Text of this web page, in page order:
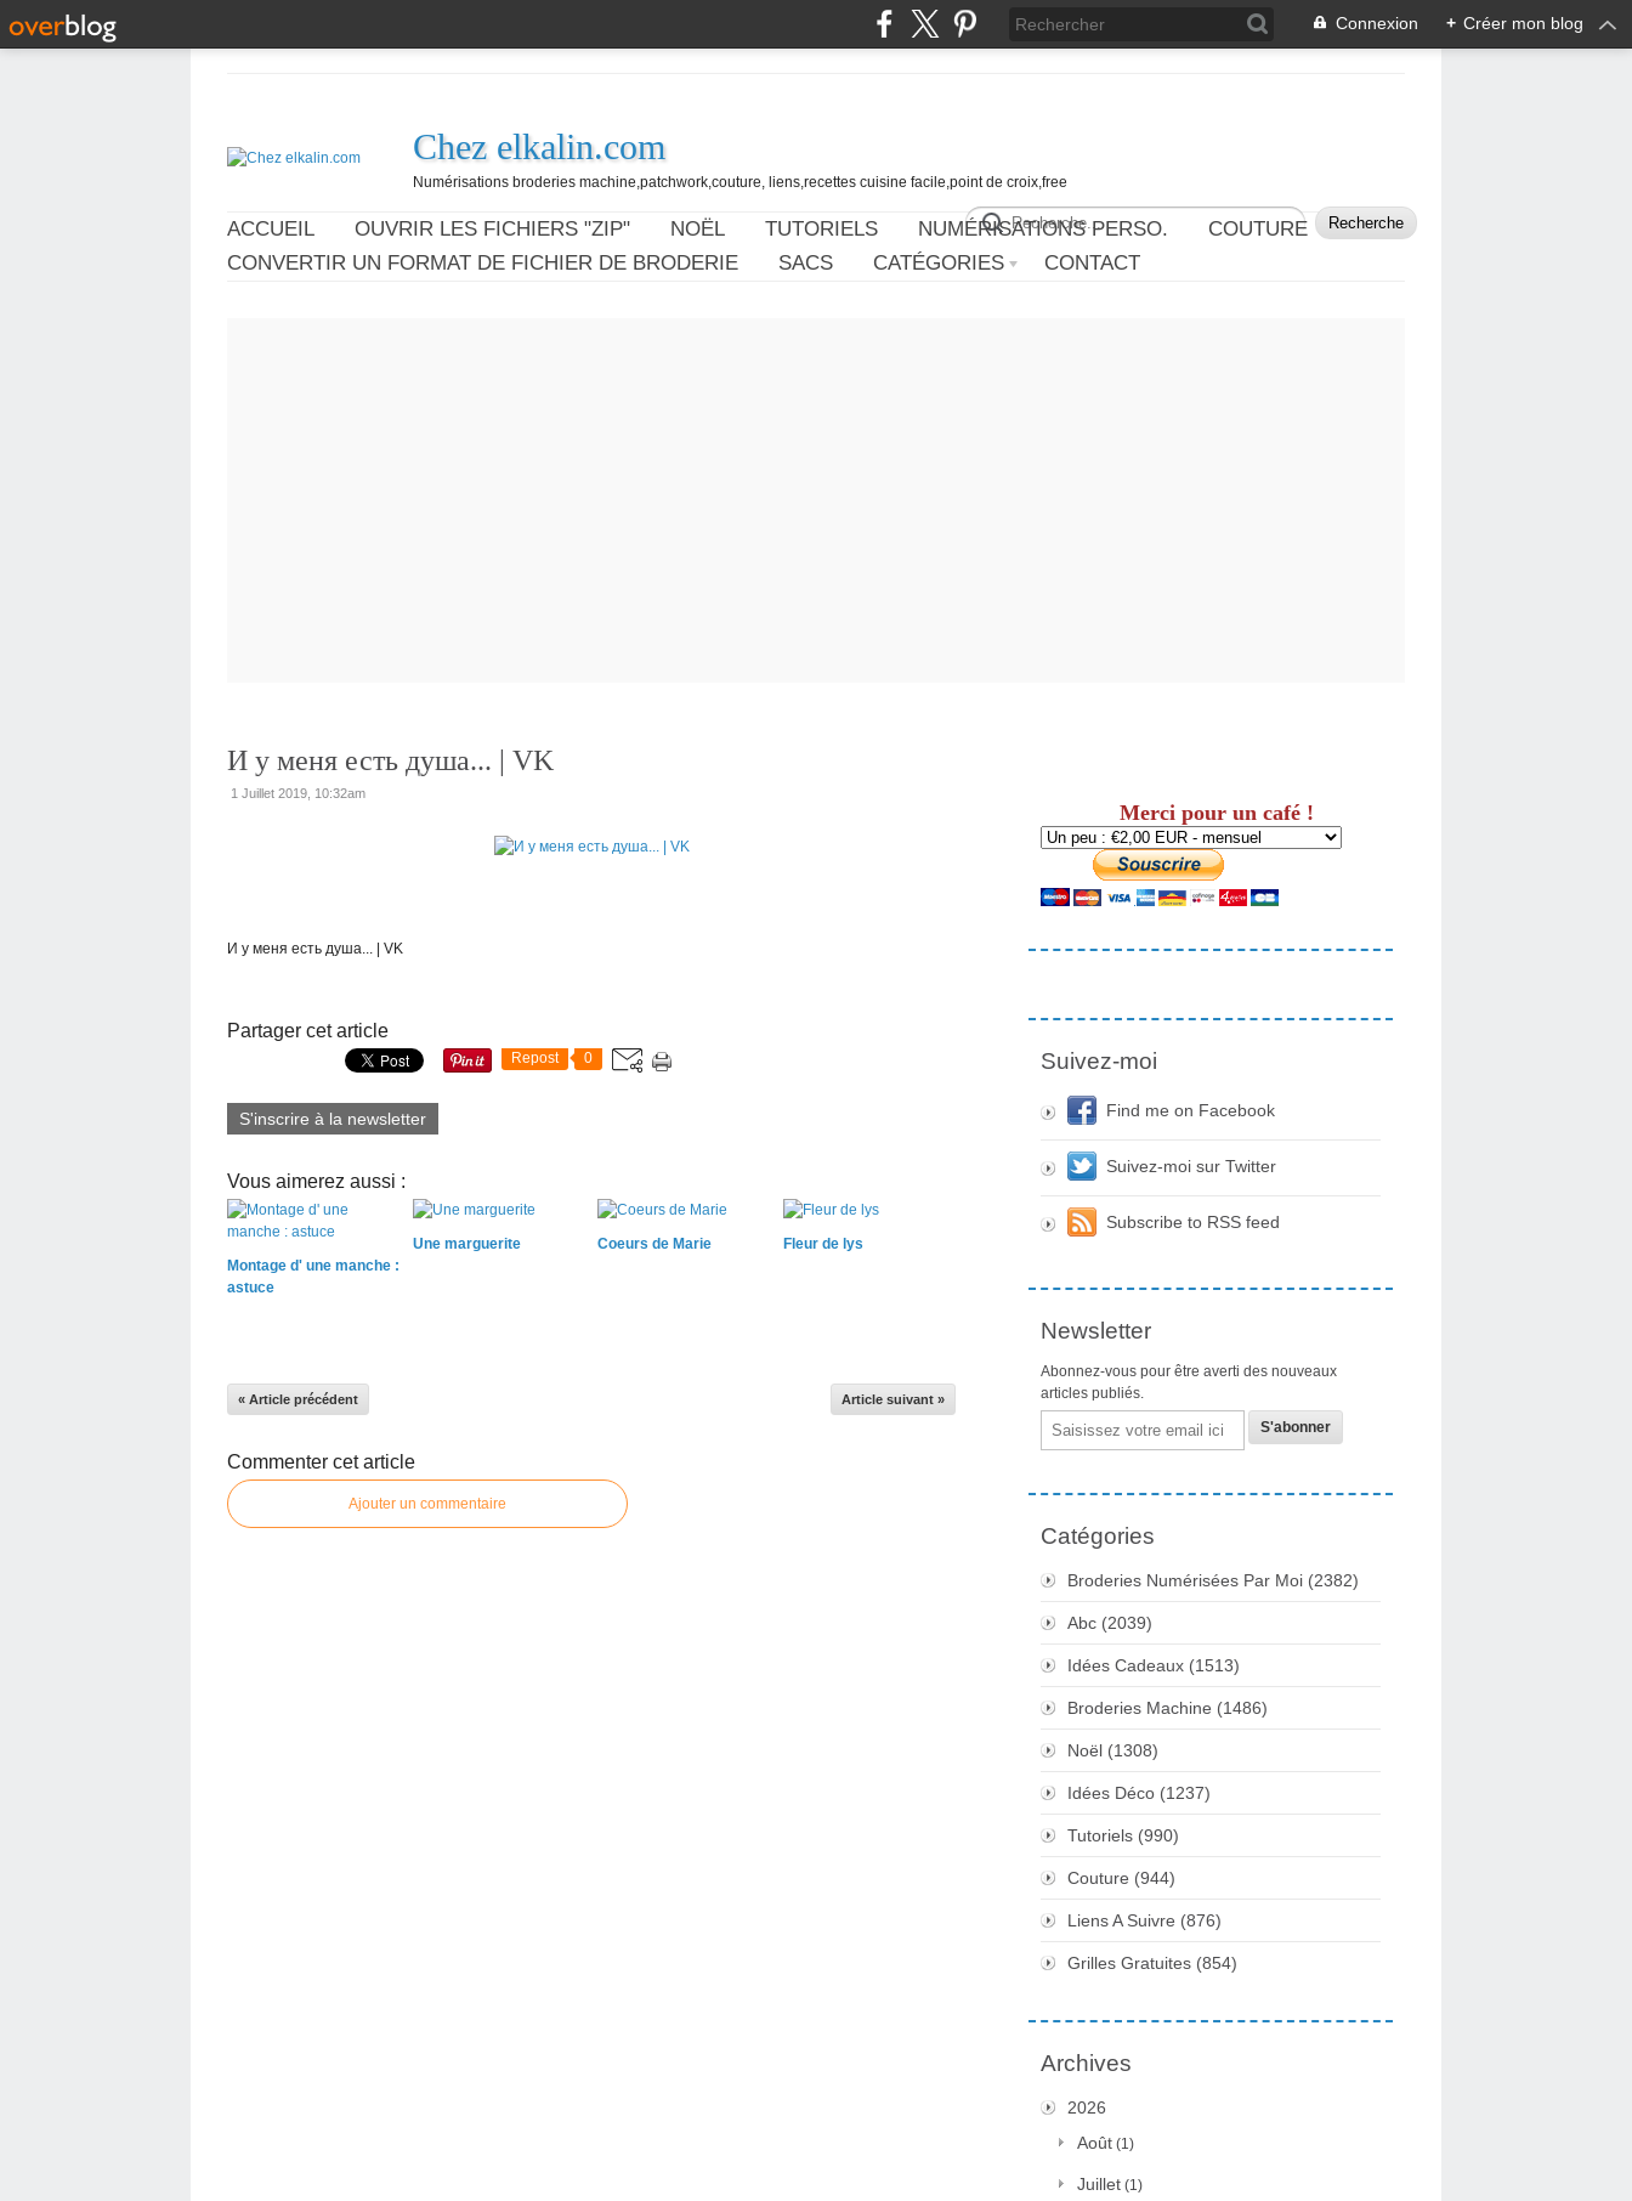
Connexion + Créer mon blog
Chez elkalin.com
Numérisations broderies machine,patchwork,couture, liens,recettes cuisine facile,point de croix,free
ACCUEIL OUVRIR LES FICHIERS "ZIP" NOËL TUTORIELS NUMÉRISATIONS PERSO.
COUTURE
CONVERTIR UN FORMAT DE FICHIER DE BRODERIE
SACS CATÉGORIES CONTACT
И у меня есть душа... | VK
1 Juillet 2019, 10:32am
И у меня есть душа... | VK
Partager cet article
Repost 0
S'inscrire à la newsletter
Vous aimerez aussi :
Montage d' une manche :
astuce
Une marguerite Coeurs de Marie Fleur de lys
« Article précédent Article suivant »
Commenter cet article
Ajouter un commentaire
Merci pour un café !
Suivez-moi
Find me on Facebook
Suivez-moi sur Twitter
Subscribe to RSS feed
Newsletter
Abonnez-vous pour être averti des nouveaux
articles publiés.
Email
Catégories
Broderies Numérisées Par Moi (2382)
Abc (2039)
Idées Cadeaux (1513)
Broderies Machine (1486)
Noël (1308)
Idées Déco (1237)
Tutoriels (990)
Couture (944)
Liens A Suivre (876)
Grilles Gratuites (854)
Archives
2026
Août (1)
Juillet (1)